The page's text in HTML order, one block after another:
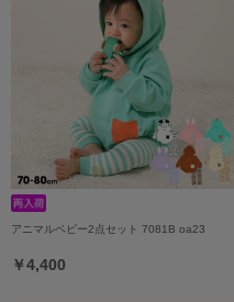
アニマルベビー2点セット 7081B oa23
￥4,400